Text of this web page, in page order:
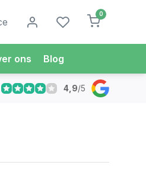
0
ons Blog
Morgen in Huis*
4,9/5